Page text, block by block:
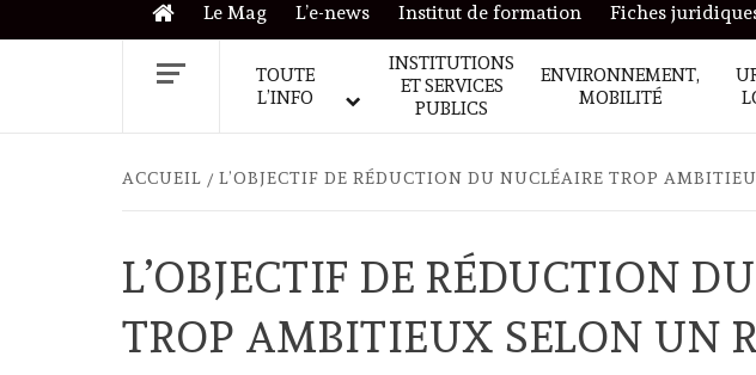
Le Mag L’e-news Institut de formation Fiches
TOUTE
L’INFO
INSTITUTIONS
ET SERVICES
PUBLICS
ENVIRONNEMENT,
MOBILITÉ
ACCUEIL L’OBJECTIF DE RÉDUCTION DU NUCLÉAIRE TROP
L’OBJECTIF DE RÉDUCTION
TROP AMBITIEUX SELON UN